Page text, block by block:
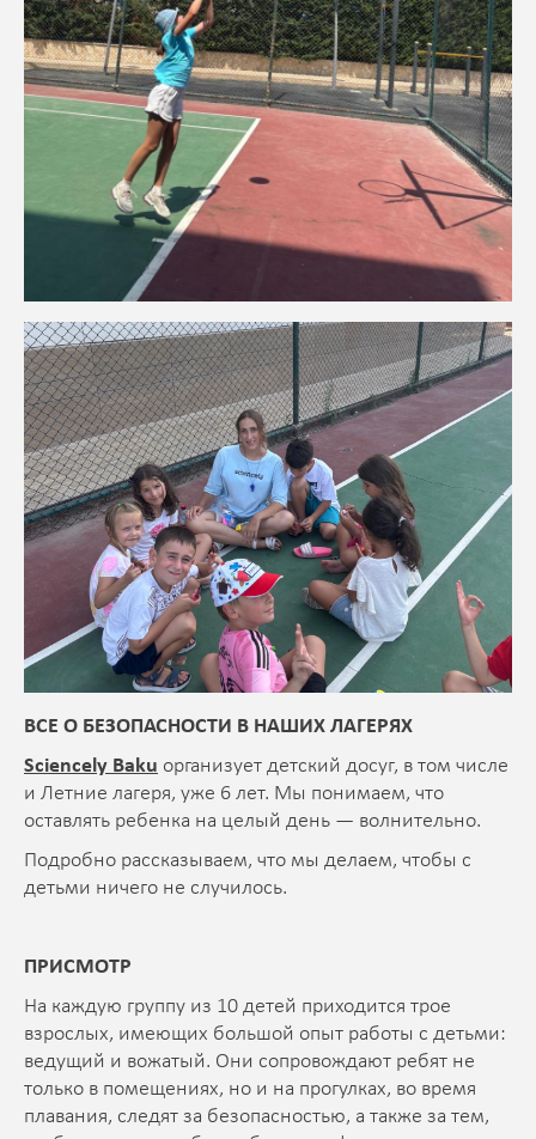
ВСЕ О БЕЗОПАСНОСТИ В НАШИХ ЛАГЕРЯХ
Sciencely Baku организует детский досуг, в том числе
и Летние лагеря, уже 6 лет. Мы понимаем, что
оставлять ребенка на целый день — волнительно.
Подробно рассказываем, что мы делаем, чтобы с
детьми ничего не случилось.
ПРИСМОТР
На каждую группу из 10 детей приходится трое
взрослых, имеющих большой опыт работы с детьми:
ведущий и вожатый. Они сопровождают ребят не
только в помещениях, но и на прогулках, во время
плавания, следят за безопасностью, а также за тем,